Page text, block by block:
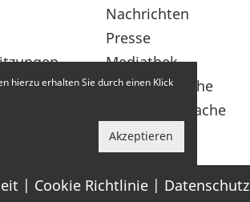
Nachrichten
Presse
Mediathek
Leichte Sprache
Gebärdensprache
Cookie Richtlinie Datenschutz
hierzu erhalten Sie durch einen Klick
Akzeptieren